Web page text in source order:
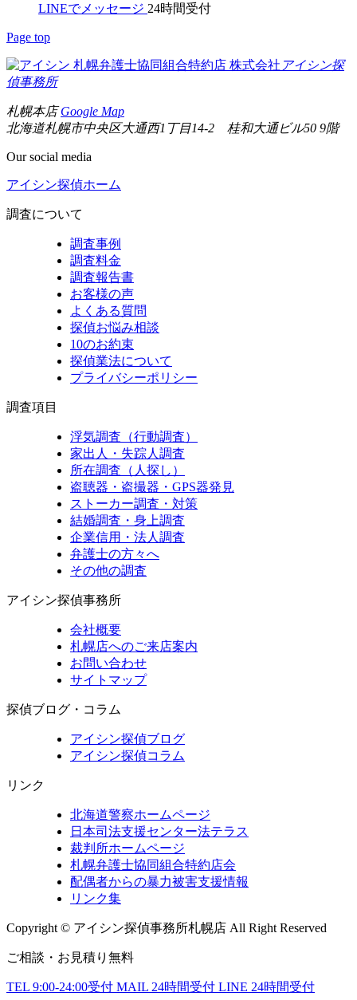
LINEでメッセージ 24時間受付
Page top
札幌弁護士協同組合特約店 株式会社 アイシン探
偵事務所
札幌本店Google Map
北海道札幌市中央区大通西1丁目14-2 桂和大通ビル50 9階
Our social media
アイシン探偵ホーム
調査について
調査事例
調査料金
調査報告書
お客様の声
よくある質問
探偵お悩み相談
10のお約束
探偵業法について
プライバシーポリシー
調査項目
浮気調査（行動調査）
家出人・失踪人調査
所在調査（人探し）
盗聴器・盗撮器・GPS器発見
ストーカー調査・対策
結婚調査・身上調査
企業信用・法人調査
弁護士の方々へ
その他の調査
アイシン探偵事務所
会社概要
札幌店へのご来店案内
お問い合わせ
サイトマップ
探偵ブログ・コラム
アイシン探偵ブログ
アイシン探偵コラム
リンク
北海道警察ホームページ
日本司法支援センター法テラス
裁判所ホームページ
札幌弁護士協同組合特約店会
配偶者からの暴力被害支援情報
リンク集
Copyright © アイシン探偵事務所札幌店 All Right Reserved
ご相談・お見積り無料
TEL 9:00-24:00受付 MAIL 24時間受付 LINE 24時間受付